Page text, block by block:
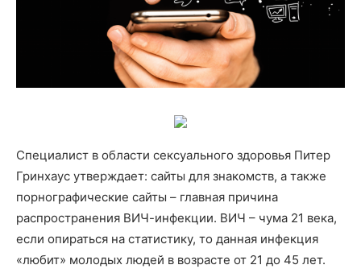
Специалист в области сексуального здоровья Питер
Гринхаус утверждает: сайты для знакомств, а также
порнографические сайты – главная причина
распространения ВИЧ-инфекции. ВИЧ – чума 21 века,
если опираться на статистику, то данная инфекция
«любит» молодых людей в возрасте от 21 до 45 лет.